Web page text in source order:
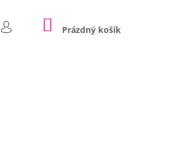
PŘIHLÁŠENÍ
NÁKUPNÍ
KOŠÍK
Prázdný košík